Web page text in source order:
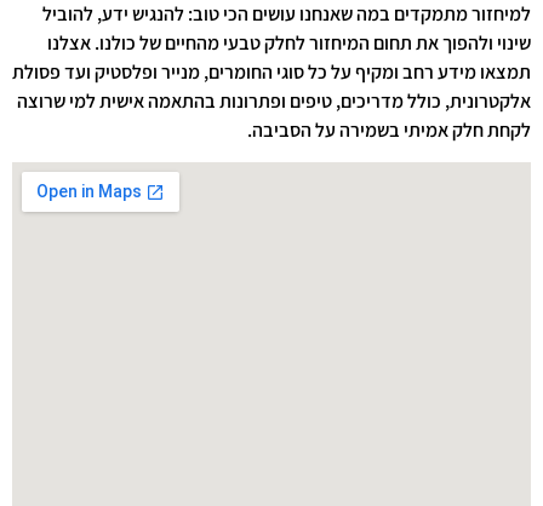
למיחזור מתמקדים במה שאנחנו עושים הכי טוב: להנגיש ידע, להוביל
שינוי ולהפוך את תחום המיחזור לחלק טבעי מהחיים של כולנו. אצלנו
תמצאו מידע רחב ומקיף על כל סוגי החומרים, מנייר ופלסטיק ועד פסולת
אלקטרונית, כולל מדריכים, טיפים ופתרונות בהתאמה אישית למי שרוצה
לקחת חלק אמיתי בשמירה על הסביבה.